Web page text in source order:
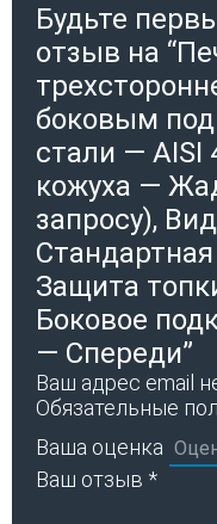
Будьте
отзыв на
боковым
стали — AISI
кожуха —
запросу),
Защита
Боковое
— Спереди”
Ваш адрес email
Обязательные
Ваша оценка
Ваш отзыв *